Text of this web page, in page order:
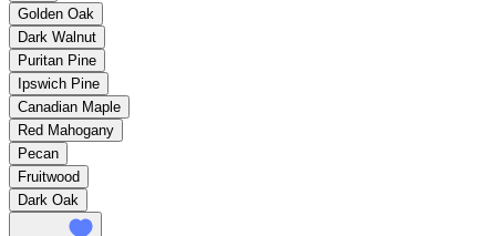
Golden Oak
Dark Walnut
Puritan Pine
Ipswich Pine
Canadian Maple
Red Mahogany
Pecan
Fruitwood
Dark Oak